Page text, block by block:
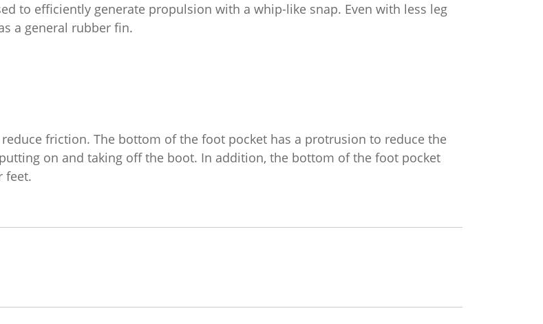
to efficiently generate propulsion with a whip-like snap. Even with less leg
a general rubber fin.
friction. The bottom of the foot pocket has a protrusion to reduce the
on and taking off the boot. In addition, the bottom of the foot pocket
feet.